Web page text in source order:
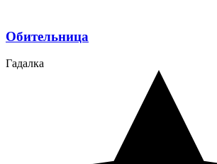
Обительница
Гадалка